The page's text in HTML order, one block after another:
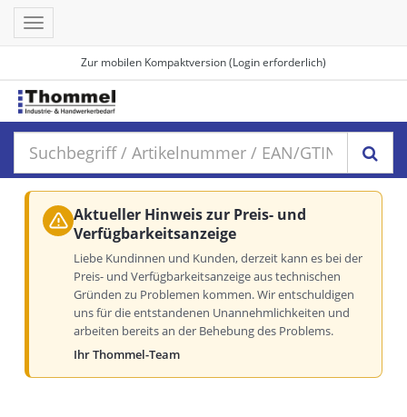
Zur mobilen Kompaktversion (Login erforderlich)
Toggle
navigation
Aktueller Hinweis zur Preis- und
Verfügbarkeitsanzeige
Liebe Kundinnen und Kunden, derzeit kann es bei der
Preis- und Verfügbarkeitsanzeige aus technischen
Gründen zu Problemen kommen. Wir entschuldigen
uns für die entstandenen Unannehmlichkeiten und
arbeiten bereits an der Behebung des Problems.
Ihr Thommel-Team